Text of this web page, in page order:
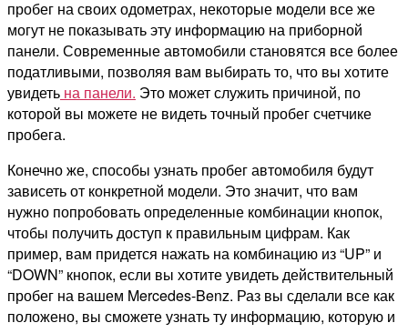
пробег на своих одометрах, некоторые модели все же
могут не показывать эту информацию на приборной
панели. Современные автомобили становятся все более
податливыми, позволяя вам выбирать то, что вы хотите
увидеть на панели. Это может служить причиной, по
которой вы можете не видеть точный пробег счетчике
пробега.
Конечно же, способы узнать пробег автомобиля будут
зависеть от конкретной модели. Это значит, что вам
нужно попробовать определенные комбинации кнопок,
чтобы получить доступ к правильным цифрам. Как
пример, вам придется нажать на комбинацию из “UP” и
“DOWN” кнопок, если вы хотите увидеть действительный
пробег на вашем Mercedes-Benz. Раз вы сделали все как
положено, вы сможете узнать ту информацию, которую и